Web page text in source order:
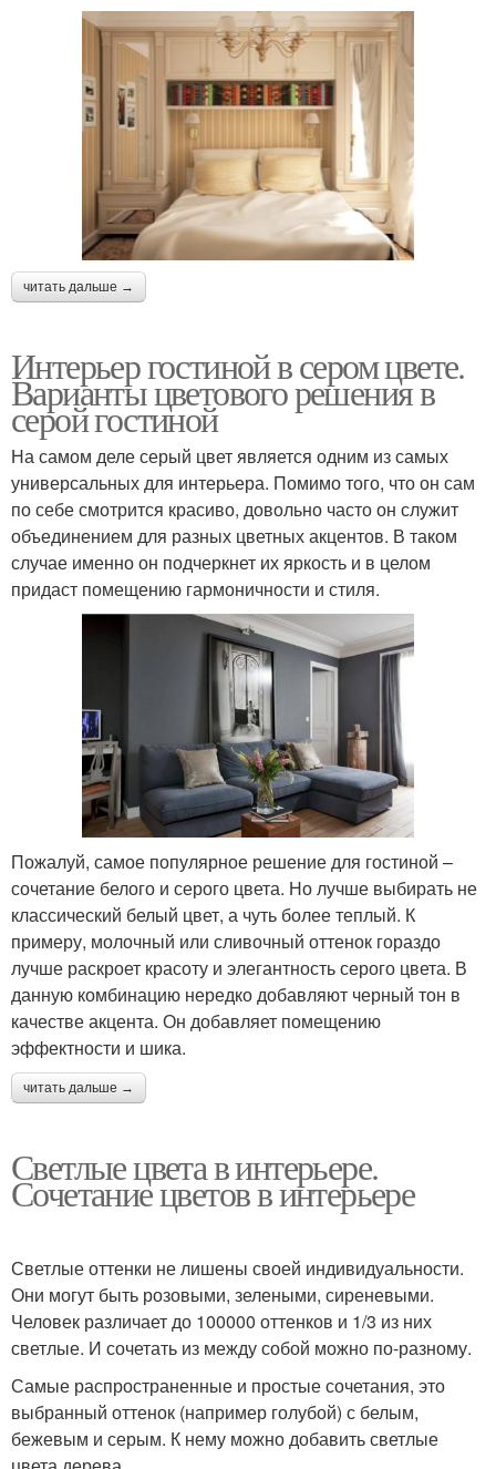
читать дальше →
Интерьер гостиной в сером цвете.
Варианты цветового решения в
серой гостиной
На самом деле серый цвет является одним из самых
универсальных для интерьера. Помимо того, что он сам
по себе смотрится красиво, довольно часто он служит
объединением для разных цветных акцентов. В таком
случае именно он подчеркнет их яркость и в целом
придаст помещению гармоничности и стиля.
Пожалуй, самое популярное решение для гостиной –
сочетание белого и серого цвета. Но лучше выбирать не
классический белый цвет, а чуть более теплый. К
примеру, молочный или сливочный оттенок гораздо
лучше раскроет красоту и элегантность серого цвета. В
данную комбинацию нередко добавляют черный тон в
качестве акцента. Он добавляет помещению
эффектности и шика.
читать дальше →
Светлые цвета в интерьере.
Сочетание цветов в интерьере
Светлые оттенки не лишены своей индивидуальности.
Они могут быть розовыми, зелеными, сиреневыми.
Человек различает до 100000 оттенков и 1/3 из них
светлые. И сочетать из между собой можно по-разному.
Самые распространенные и простые сочетания, это
выбранный оттенок (например голубой) с белым,
бежевым и серым. К нему можно добавить светлые